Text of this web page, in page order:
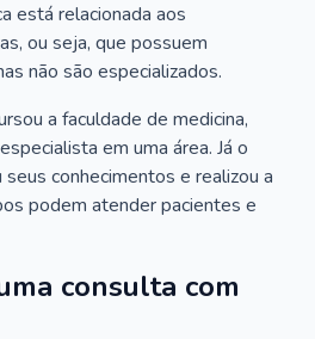
está relacionada aos
ou seja, que possuem
não são especializados.
a faculdade de medicina,
em uma área. Já o
conhecimentos e realizou a
podem atender pacientes e
consulta com